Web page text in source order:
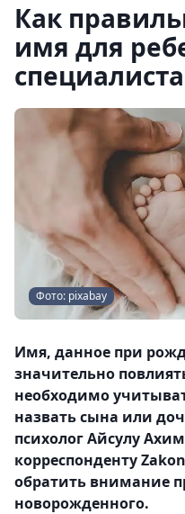
Как
имя для
специалиста
Фото: pixabay
Имя, данное при
значительно
необходимо
назвать сына или
психолог Айсулу
корреспонденту
обратить внимание
новорожденного.